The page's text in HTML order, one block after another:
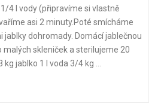
4 l vody (připravíme si vlastně
asi 2 minuty.Poté smícháme
jablky dohromady. Domácí jablečnou
skleniček a sterilujeme 20
jablko 1 l voda 3/4 kg ...